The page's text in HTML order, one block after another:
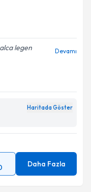
ilişkin
legen
Devamı
Haritada Göster
Daha Fazla